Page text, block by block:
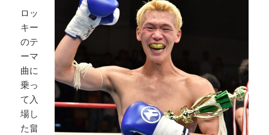
ロッ
キー
のテ
ーマ
曲に
乗っ
て入
場し
た畠